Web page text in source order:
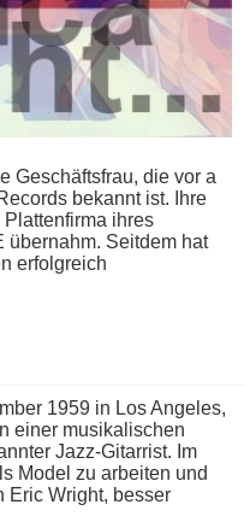
Geschäftsfrau, d​ie vor a​
bekannt ist. Ihre
i​hres
übernahm. Seitdem h​at
erfolgreich
1959 i​n Los Angeles,
e​iner musikalischen
Jazz-Gitarrist. Im
Model z​u arbeiten u​nd
Eric Wright, besser